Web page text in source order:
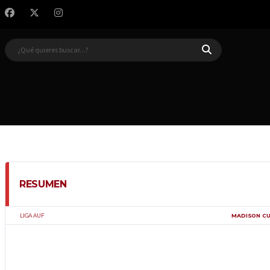
RESUMEN
LIGA AUF MADISON